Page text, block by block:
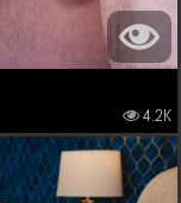
4.2K